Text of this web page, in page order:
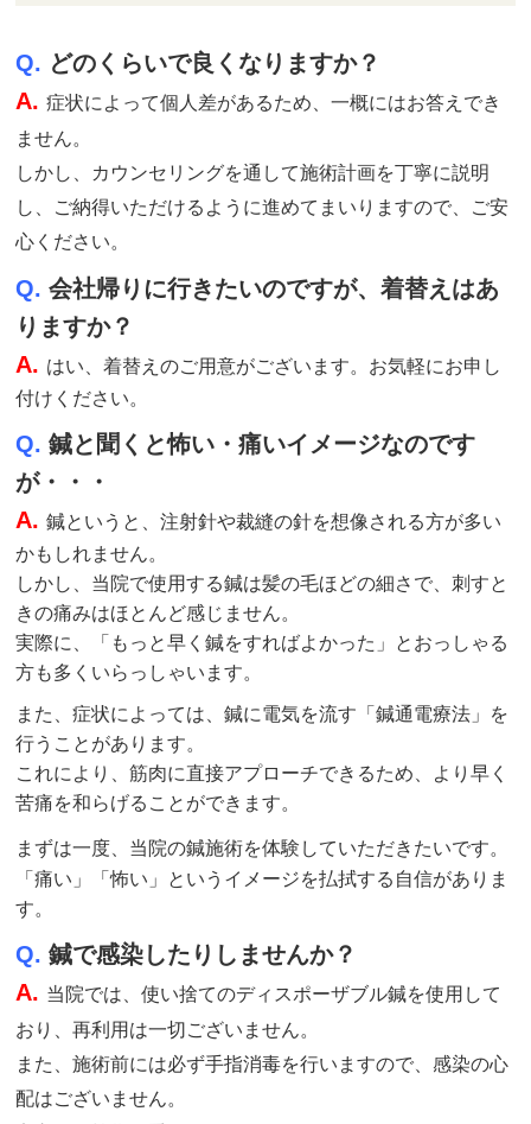
Q. どのくらいで良くなりますか？
A.症状によって個人差があるため、一概にはお答えでき
ません。
しかし、カウンセリングを通して施術計画を丁寧に説明
し、ご納得いただけるように進めてまいりますので、ご安
心ください。
Q.会社帰りに行きたいのですが、着替えはあ
りますか？
A. はい、着替えのご用意がございます。お気軽にお申し
付けください。
Q.鍼と聞くと怖い・痛いイメージなのです
が・・・
A.鍼というと、注射針や裁縫の針を想像される方が多い
かもしれません。
しかし、当院で使用する鍼は髪の毛ほどの細さで、刺すと
きの痛みはほとんど感じません。
実際に、「もっと早く鍼をすればよかった」とおっしゃる
方も多くいらっしゃいます。
また、症状によっては、鍼に電気を流す「鍼通電療法」を
行うことがあります。
これにより、筋肉に直接アプローチできるため、より早く
苦痛を和らげることができます。
まずは一度、当院の鍼施術を体験していただきたいです。
「痛い」「怖い」というイメージを払拭する自信がありま
す。
Q.鍼で感染したりしませんか？
A. 当院では、使い捨てのディスポーザブル鍼を使用して
おり、再利用は一切ございません。
また、施術前には必ず手指消毒を行いますので、感染の心
配はございません。